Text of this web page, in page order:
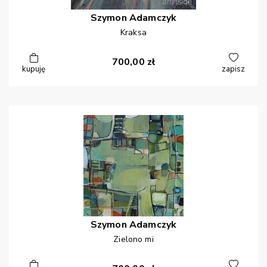
Szymon Adamczyk
Kraksa
kupuję
700,00 zł
zapisz
Szymon Adamczyk
Zielono mi